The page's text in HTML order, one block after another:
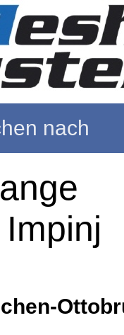
nach